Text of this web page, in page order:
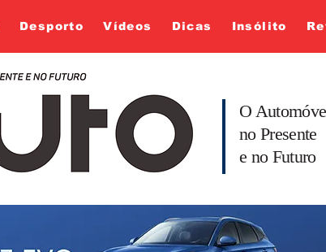
Desporto Vídeos Dicas Insólito
O
no Presente
e no Futuro